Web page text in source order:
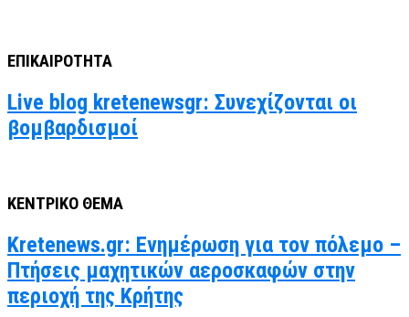
ΕΠΙΚΑΙΡΟΤΗΤΑ
Live blog kretenewsgr: Συνεχίζονται οι
βομβαρδισμοί
ΚΕΝΤΡΙΚΟ ΘΕΜΑ
Kretenews.gr: Ενημέρωση για τον πόλεμο –
Πτήσεις μαχητικών αεροσκαφών στην
περιοχή της Κρήτης